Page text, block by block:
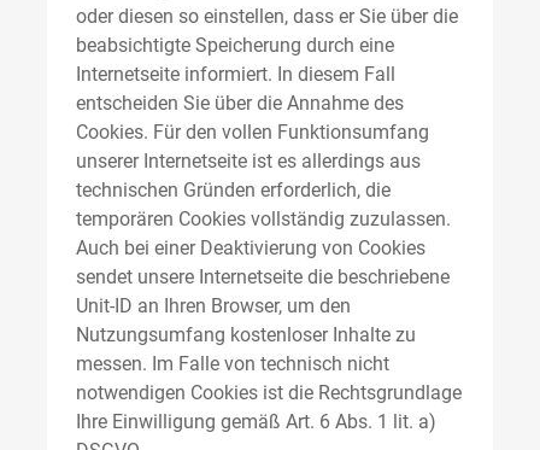
oder diesen so einstellen, dass er Sie über die
beabsichtigte Speicherung durch eine
Internetseite informiert. In diesem Fall
entscheiden Sie über die Annahme des
Cookies. Für den vollen Funktionsumfang
unserer Internetseite ist es allerdings aus
technischen Gründen erforderlich, die
temporären Cookies vollständig zuzulassen.
Auch bei einer Deaktivierung von Cookies
sendet unsere Internetseite die beschriebene
Unit-ID an Ihren Browser, um den
Nutzungsumfang kostenloser Inhalte zu
messen. Im Falle von technisch nicht
notwendigen Cookies ist die Rechtsgrundlage
Ihre Einwilligung gemäß Art. 6 Abs. 1 lit. a)